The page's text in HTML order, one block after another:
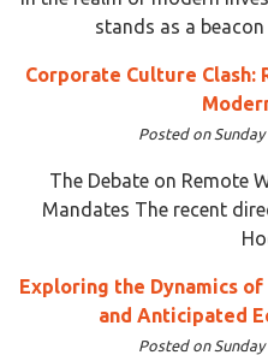
stands as a
Corporate Culture Clash:
Posted on
The Debate on Remote
Mandates The recent
Exploring the Dynamics
and Anticipated
Posted on